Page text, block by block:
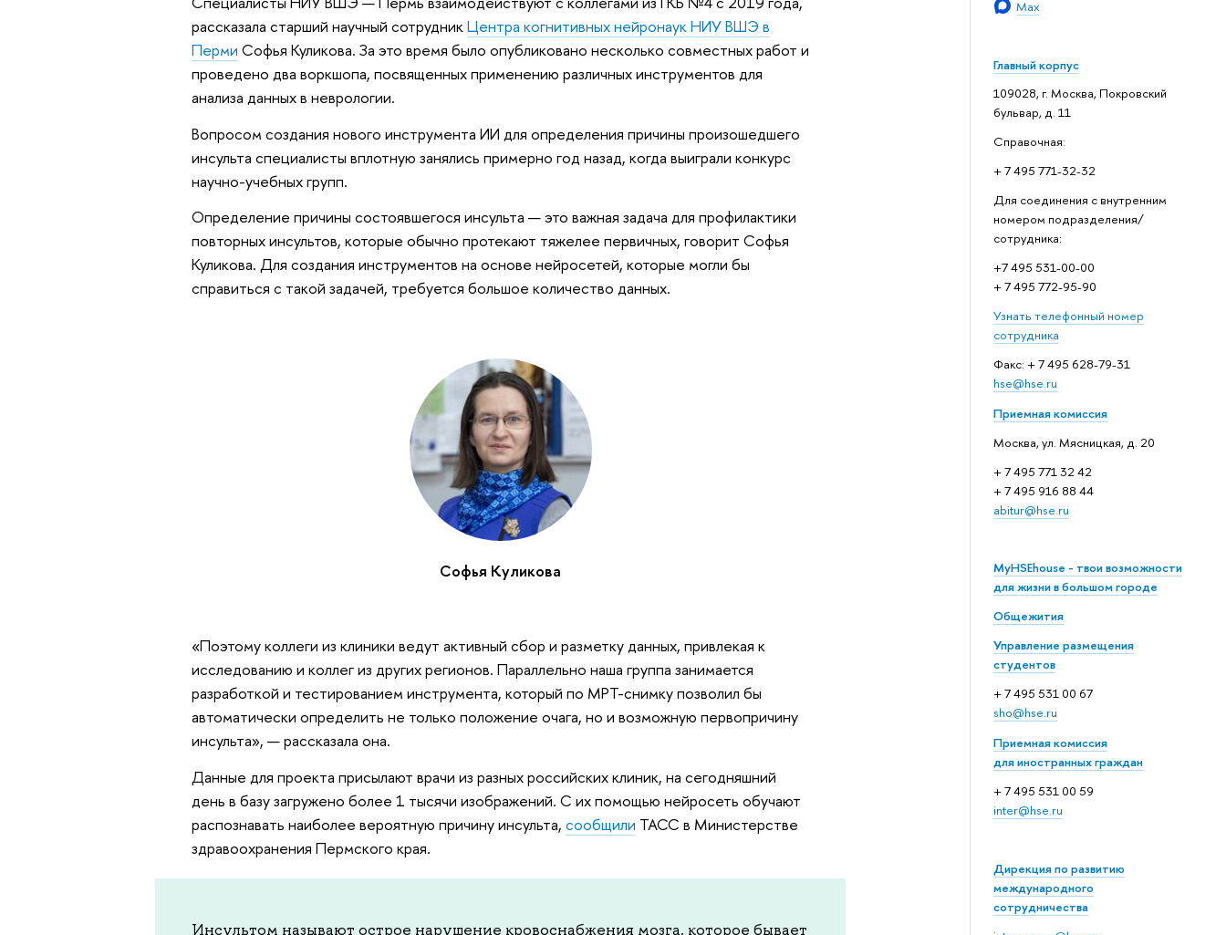
Max
Главный корпус
109028, г. Москва, Покровский
бульвар, д. 11
Справочная:
+ 7 495 771-32-32
Для соединения с внутренним
номером подразделения/
сотрудника:
+7 495 531-00-00
+ 7 495 772-95-90
Узнать телефонный номер
сотрудника
Факс: + 7 495 628-79-31
hse@hse.ru
Приемная комиссия
Москва, ул. Мясницкая, д. 20
+ 7 495 771 32 42
+ 7 495 916 88 44
abitur@hse.ru
MyHSEhouse - твои возможности
для жизни в большом городе
Общежития
Управление размещения
студентов
+ 7 495 531 00 67
sho@hse.ru
Приемная комиссия
для иностранных граждан
+ 7 495 531 00 59
inter@hse.ru
Дирекция по развитию
международного
сотрудничества
рассказала старший научный сотрудникЦентра когнитивных нейронаук НИУ ВШЭ в
Перми Софья Куликова. За это время было опубликовано несколько совместных работ и
проведено два воркшопа, посвященных применению различных инструментов для
анализа данных в неврологии.
Вопросом создания нового инструмента ИИ для определения причины произошедшего
инсульта специалисты вплотную занялись примерно год назад, когда выиграли конкурс
научно-учебных групп.
Определение причины состоявшегося инсульта — это важная задача для профилактики
повторных инсультов, которые обычно протекают тяжелее первичных, говорит Софья
Куликова. Для создания инструментов на основе нейросетей, которые могли бы
справиться с такой задачей, требуется большое количество данных.
Софья Куликова
«Поэтому коллеги из клиники ведут активный сбор и разметку данных, привлекая к
исследованию и коллег из других регионов. Параллельно наша группа занимается
разработкой и тестированием инструмента, который по МРТ-снимку позволил бы
автоматически определить не только положение очага, но и возможную первопричину
инсульта», — рассказала она.
Данные для проекта присылают врачи из разных российских клиник, на сегодняшний
день в базу загружено более 1 тысячи изображений. С их помощью нейросеть обучают
распознавать наиболее вероятную причину инсульта, сообщили ТАСС в Министерстве
здравоохранения Пермского края.
Инсультом называют острое нарушение кровоснабжения мозга, которое бывает